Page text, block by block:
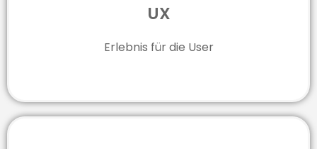
UX
Erlebnis für die User